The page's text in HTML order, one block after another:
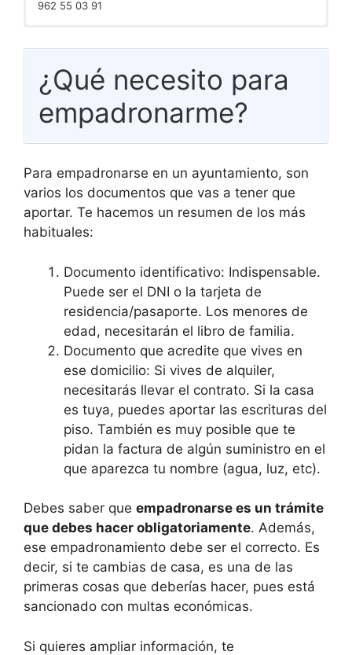
962 55 03 91
¿Qué necesito para
empadronarme?
Para empadronarse en un ayuntamiento, son
varios los documentos que vas a tener que
aportar. Te hacemos un resumen de los más
habituales:
Documento identificativo: Indispensable.
Puede ser el DNI o la tarjeta de
residencia/pasaporte. Los menores de
edad, necesitarán el libro de familia.
Documento que acredite que vives en
ese domicilio: Si vives de alquiler,
necesitarás llevar el contrato. Si la casa
es tuya, puedes aportar las escrituras del
piso. También es muy posible que te
pidan la factura de algún suministro en el
que aparezca tu nombre (agua, luz, etc).
Debes saber que empadronarse es un trámite
que debes hacer obligatoriamente. Además,
ese empadronamiento debe ser el correcto. Es
decir, si te cambias de casa, es una de las
primeras cosas que deberías hacer, pues está
sancionado con multas económicas.
Si quieres ampliar información, te